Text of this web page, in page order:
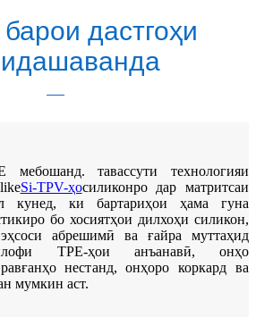
дастгоҳи
мебошанд. тавассути технологияи
Si-TPV-ҳосиликонро дар матритсаи
кунед, ки бартариҳои ҳама гуна
бо хосиятҳои дилхоҳи силикон,
абрешимӣ ва ғайра муттаҳид
TPE-ҳои анъанавӣ, онҳо
нестанд, онҳоро коркард ва
мумкин аст.